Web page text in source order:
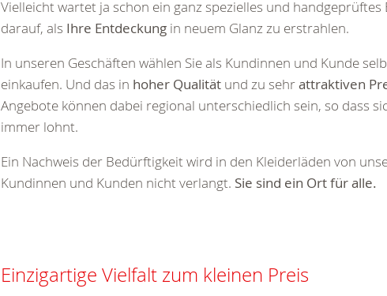
Vielleicht wartet ja schon ein ganz spezielles und handgeprüftes
darauf, als Ihre Entdeckung in neuem Glanz zu erstrahlen.
In unseren Geschäften wählen Sie als Kundinnen und Kunde
einkaufen. Und das in hoher Qualität und zu sehrattraktiven
Angebote können dabei regional unterschiedlich sein, so dass
immer lohnt.
Ein Nachweis der Bedürftigkeit wird in den Kleiderläden von
Kundinnen und Kunden nicht verlangt. Sie sind ein Ort für alle.
Einzigartige Vielfalt zum kleinen Preis